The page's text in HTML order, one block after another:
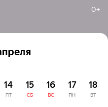
0+
14
ПТ
15
СБ
16
ВС
17
ПН
18
ВТ